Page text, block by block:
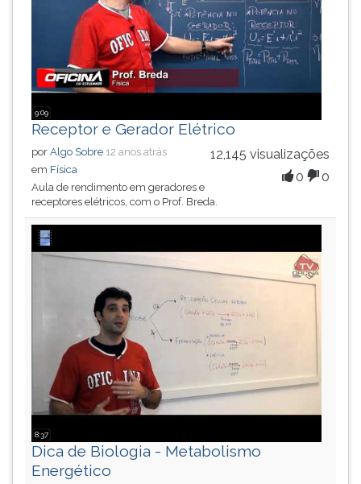
9:09
Receptor e Gerador Elétrico
12,145 visualizações
0
0
por Algo Sobre 12 anos atrás
em Física
Aula de rendimento em geradores e
receptores elétricos, com o Prof. Breda.
8:37
Dica de Biologia - Metabolismo
Energético